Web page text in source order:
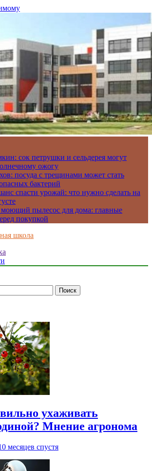
сок петрушки и сельдерея могут
ожогу
посуда с трещинами может стать
бактерий
спасти урожай: что нужно сделать на
пылесос для дома: главные
покупкой
школа
ухаживать
Мнение агронома
месяцев спустя